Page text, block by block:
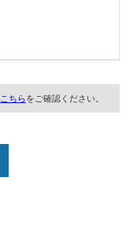
こちらをご確認ください。